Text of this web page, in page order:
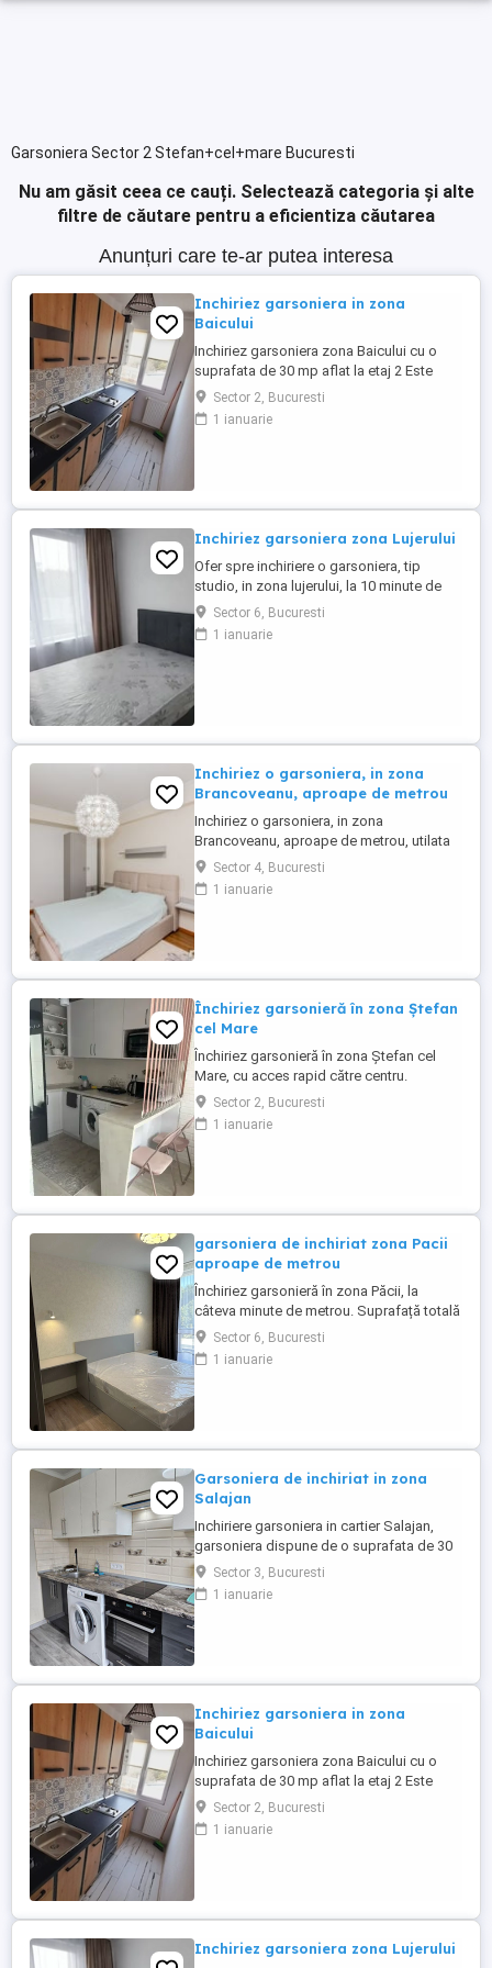
Garsoniera Sector 2 Stefan+cel+mare Bucuresti
Nu am găsit ceea ce cauți. Selectează categoria și alte
filtre de căutare pentru a eficientiza căutarea
Anunțuri care te-ar putea interesa
Inchiriez garsoniera in zona
Baicului
Inchiriez garsoniera zona Baicului cu o
suprafata de 30 mp aflat la etaj 2 Este
mobilat si utilat , garsoniera este
decomandata si are aer conditonat,
,masina se spalat,aragaz,centrala Se
Sector 2, Bucuresti
1 ianuarie
Inchiriez garsoniera zona Lujerului
Ofer spre inchiriere o garsoniera, tip
studio, in zona lujerului, la 10 minute de
metrou, in apropriere de mijloacele de
transport si magazine, se afla la etajul 4, si
dispune 38mp, ma puteti suna pentru mai
Sector 6, Bucuresti
1 ianuarie
Inchiriez o garsoniera, in zona
Brancoveanu, aproape de metrou
Inchiriez o garsoniera, in zona
Brancoveanu, aproape de metrou, utilata
si mobilata modern. E disponibila imediat.
Se afla la etajul 4 si dispune de 37 mp utili
Sector 4, Bucuresti
1 ianuarie
Închiriez garsonieră în zona Ștefan
cel Mare
Închiriez garsonieră în zona Ștefan cel
Mare, cu acces rapid către centru.
Suprafață utila 30 mp ,etaj 1.Este mobilată
și utilată. Aproape de Spitalul Floreasca,
Stadionul Dinamo și numeroase
Sector 2, Bucuresti
1 ianuarie
garsoniera de inchiriat zona Pacii
aproape de metrou
Închiriez garsonieră în zona Păcii, la
câteva minute de metrou. Suprafață totală
32 mp, etaj 2. Este mobilată și utilată,
potrivită pentru cineva care vrea liniște și
acces rapid către oraș. Aproape de centre
Sector 6, Bucuresti
1 ianuarie
Garsoniera de inchiriat in zona
Salajan
Inchiriere garsoniera in cartier Salajan,
garsoniera dispune de o suprafata de 30
mp, si este situat la etajul 2 al unui imobil
cu 4 etaje. Garsoniera este utilata si
mobilata complet si este situat in
Sector 3, Bucuresti
1 ianuarie
Inchiriez garsoniera in zona
Baicului
Inchiriez garsoniera zona Baicului cu o
suprafata de 30 mp aflat la etaj 2 Este
mobilat si utilat , garsoniera este
decomandata si are aer conditonat,
,masina se spalat,aragaz,centrala Se
Sector 2, Bucuresti
1 ianuarie
Inchiriez garsoniera zona Lujerului